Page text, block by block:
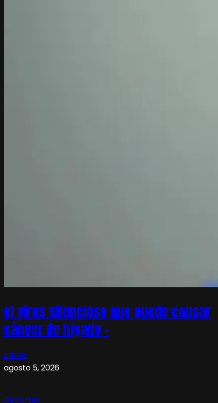
el virus silencioso que puede causar
cáncer de hígado –
admin
agosto 5, 2026
Deportes